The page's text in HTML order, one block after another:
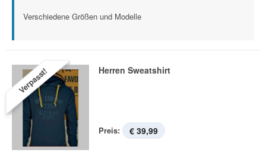
Verschiedene Größen und Modelle
Verpasst! Herren Sweatshirt
Preis: € 39,99